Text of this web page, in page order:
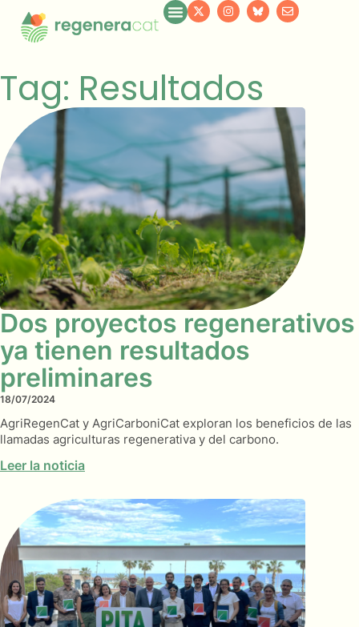
Tag: Resultados
Dos proyectos regenerativos
ya tienen resultados
preliminares
18/07/2024
AgriRegenCat y AgriCarboniCat exploran los beneficios de las
llamadas agriculturas regenerativa y del carbono.
Leer la noticia